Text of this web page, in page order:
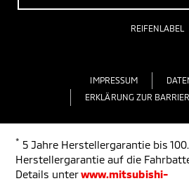
REIFENLABEL
IMPRESSUM
ERKLÄRUNG ZUR
* 5 Jahre Herstellergarantie bis
Herstellergarantie auf die
Details unterwww.mitsubishi-